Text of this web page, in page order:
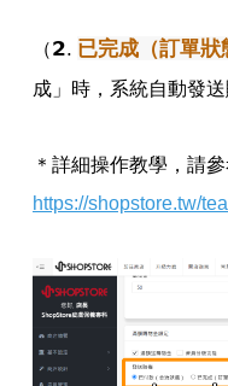
（𝟮. 已完成（訂單狀
成」時，系統自動發送
＊詳細操作教學，請參
https://shopstore.tw/